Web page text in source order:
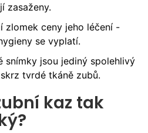
zasaženy.
zlomek ceny jeho léčení -
se vyplatí.
snímky jsou jediný spolehlivý
tvrdé tkáně zubů.
kaz tak